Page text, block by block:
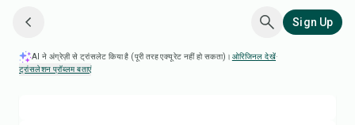
Sign Up
AI ने अंग्रेज़ी से ट्रांसलेट किया है (पूरी तरह एक्यूरेट नहीं हो सकता)। ओरिजिनल देखें·
ट्रांसलेशन प्रॉब्लम बताएं